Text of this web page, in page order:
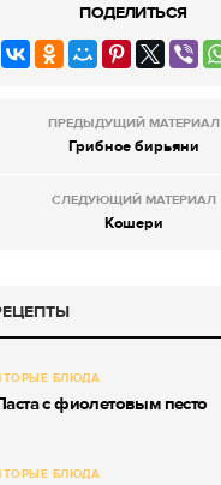
ПОДЕЛИТЬСЯ
ПРЕДЫДУЩИЙ МАТЕРИАЛ
Грибное бирьяни
СЛЕДУЮЩИЙ МАТЕРИАЛ
Кошери
БЛЮДА
с фиолетовым песто
БЛЮДА